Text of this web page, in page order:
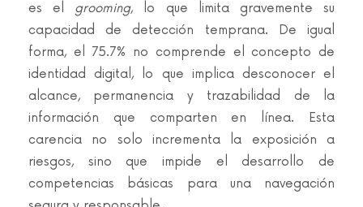
es el grooming, lo que limita gravemente su
capacidad de detección temprana. De igual
forma, el 75.7% no comprende el concepto de
identidad digital, lo que implica desconocer el
alcance, permanencia y trazabilidad de la
información que comparten en línea. Esta
carencia no solo incrementa la exposición a
riesgos, sino que impide el desarrollo de
competencias básicas para una navegación